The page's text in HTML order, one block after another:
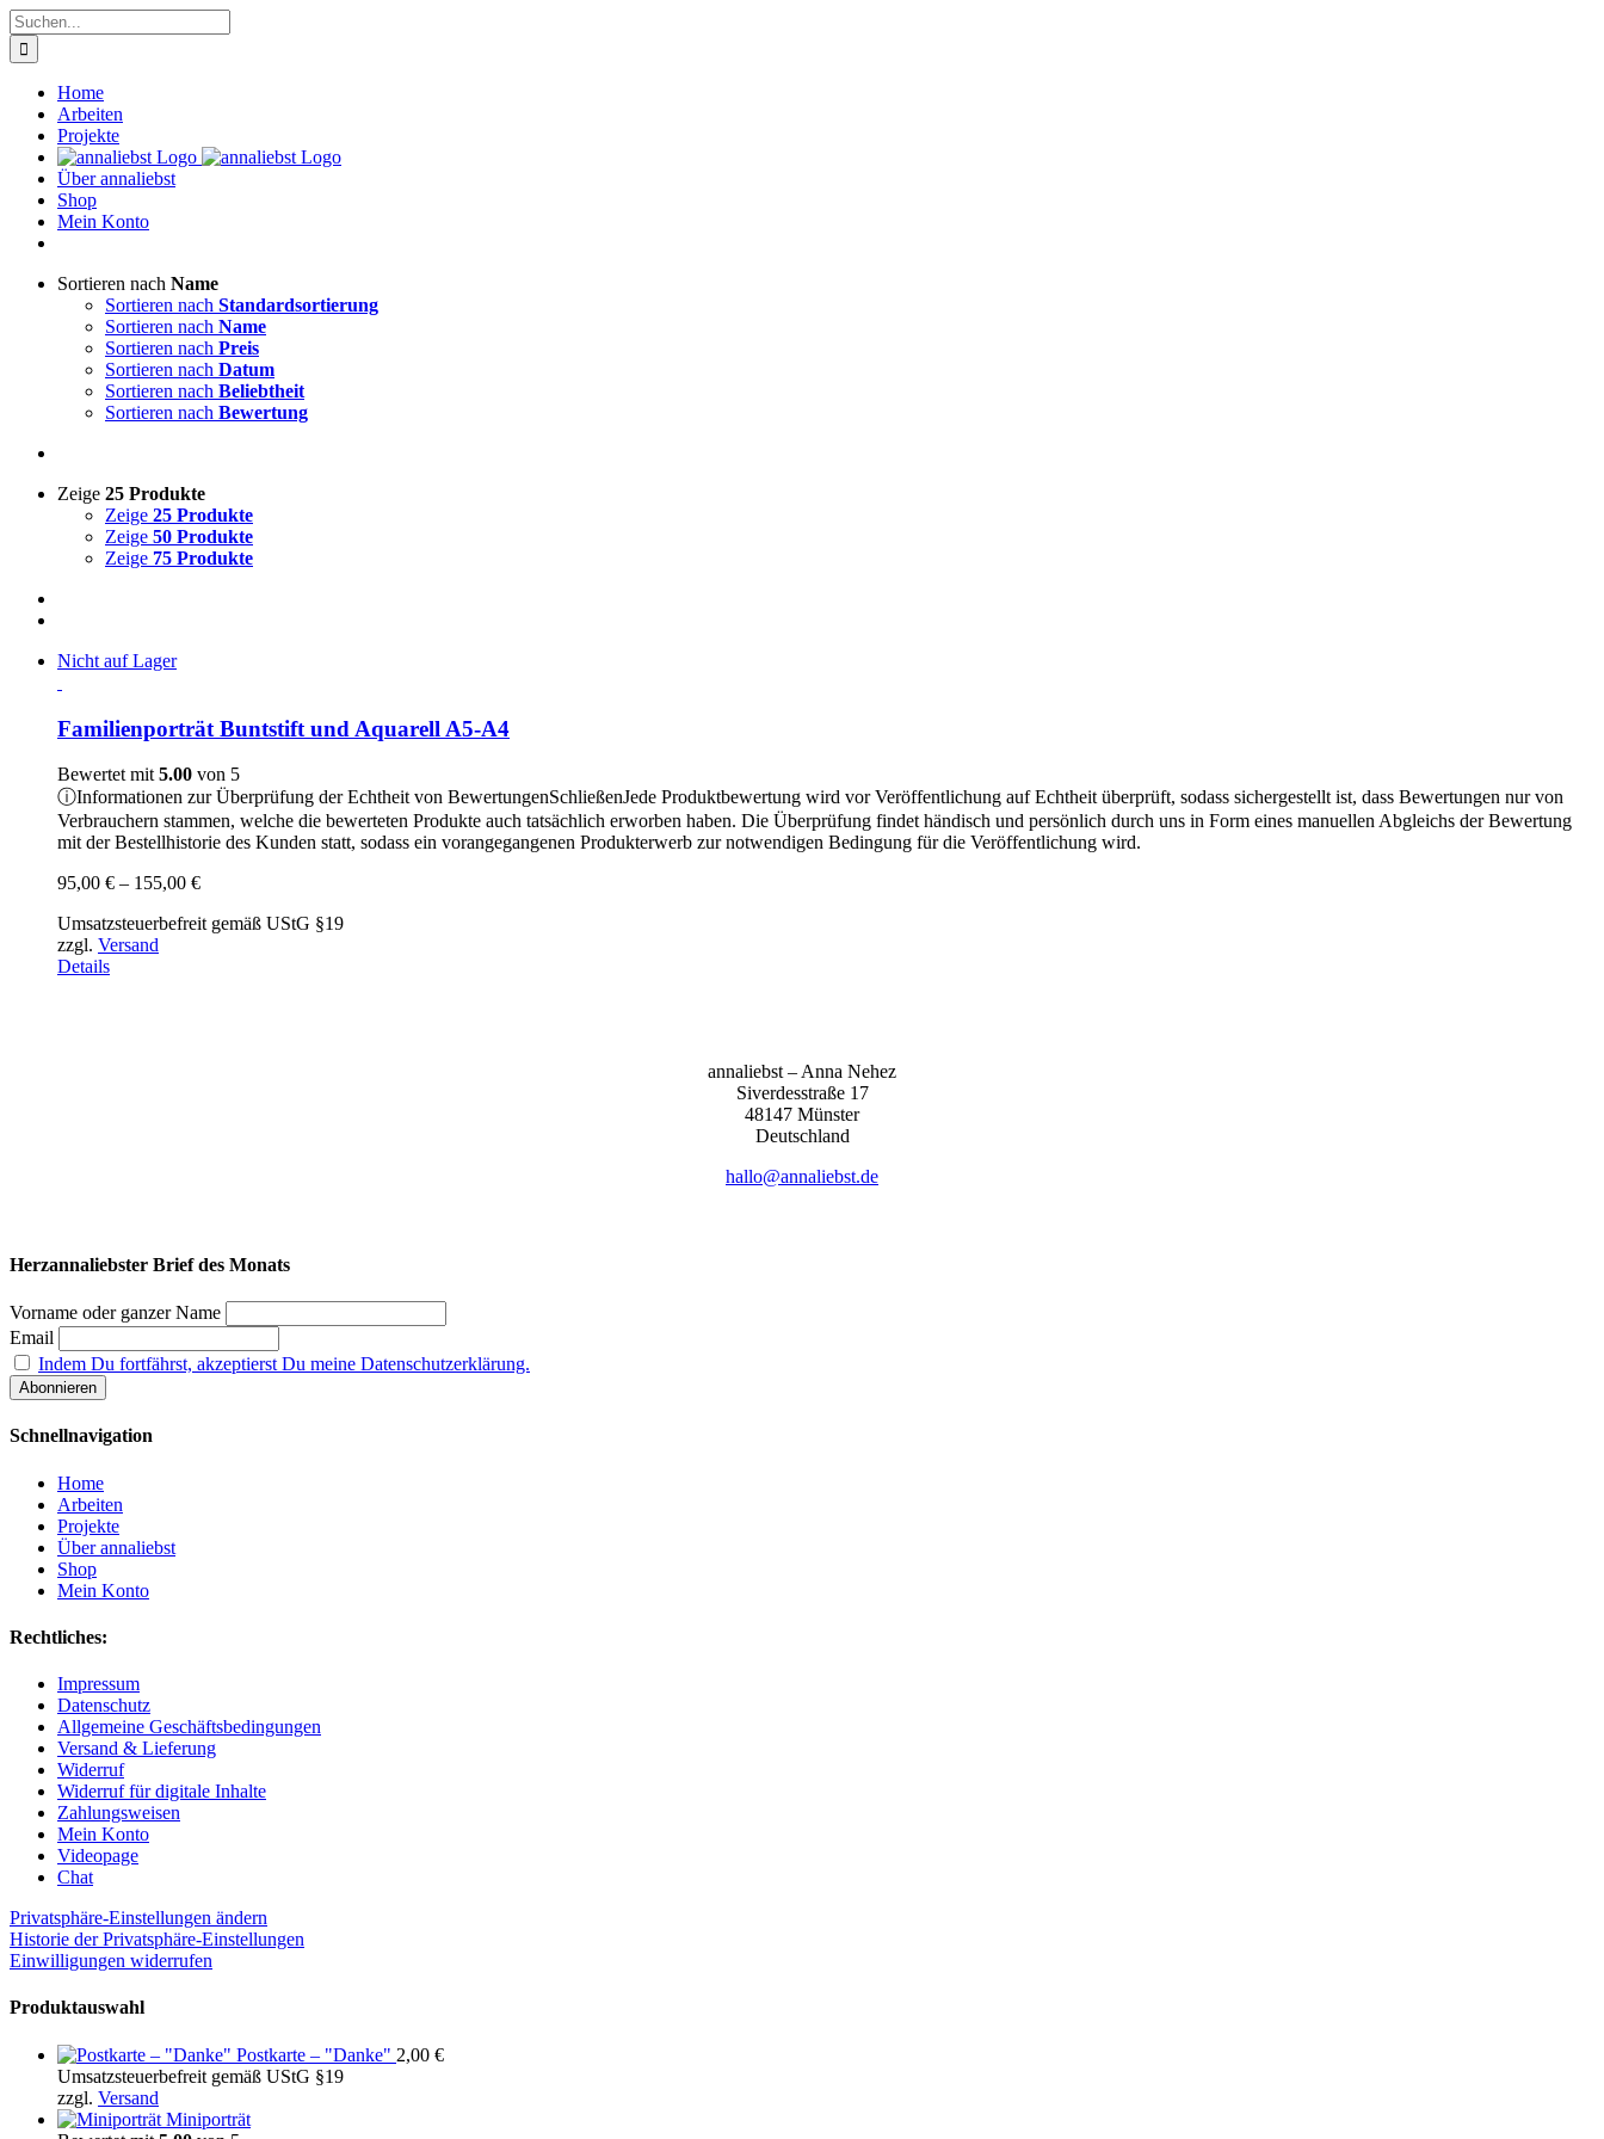
Zum
Inhalt
springen
Suche
nach:
Home
Arbeiten
Projekte
Über annaliebst
Shop
Mein Konto
Sortieren nach Name
Sortieren nach Standardsortierung
Sortieren nach Name
Sortieren nach Preis
Sortieren nach Datum
Sortieren nach Beliebtheit
Sortieren nach Bewertung
Zeige 25 Produkte
Zeige 25 Produkte
Zeige 50 Produkte
Zeige 75 Produkte
Nicht auf Lager
Familienporträt Buntstift und Aquarell A5-A4
Bewertet mit5.00 von 5
ⓘInformationen zur Überprüfung der Echtheit von BewertungenSchließenJede Produktbewertung wird vor Veröffentlichung auf Echtheit überprüft, sodass sichergestellt ist, dass Bewertungen nur von
Verbrauchern stammen, welche die bewerteten Produkte auch tatsächlich erworben haben. Die Überprüfung findet händisch und persönlich durch uns in Form eines manuellen Abgleichs der Bewertung
mit der Bestellhistorie des Kunden statt, sodass ein vorangegangenen Produkterwerb zur notwendigen Bedingung für die Veröffentlichung wird.
95,00 € – 155,00 €Preisspanne:
bis
Umsatzsteuerbefreit gemäß UStG §19
zzgl. Versand
Details
anna­liebst – Anna Nehez
Sive­r­des­stra­ße 17
48147 Müns­ter
Deutsch­land
hallo@annaliebst.de
Herzannaliebster Brief des Monats
Vorname oder ganzer Name
Email
Indem Du fortfährst, akzeptierst Du meine Datenschutzerklärung.
Schnellnavigation
Home
Arbeiten
Projekte
Über annaliebst
Shop
Mein Konto
Rechtliches:
Impressum
Datenschutz
Allgemeine Geschäftsbedingungen
Versand & Lieferung
Widerruf
Widerruf für digitale Inhalte
Zahlungsweisen
Mein Konto
Videopage
Chat
Privatsphäre-Einstellungen ändern
Historie der Privatsphäre-Einstellungen
Einwilligungen widerrufen
Produktauswahl
Postkarte – "Danke" 2,00 €
Umsatzsteuerbefreit gemäß UStG §19
zzgl. Versand
Miniporträt